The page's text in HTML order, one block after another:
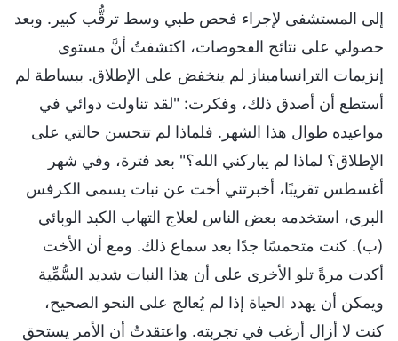
إلى المستشفى لإجراء فحص طبي وسط ترقُّب كبير. وبعد
حصولي على نتائج الفحوصات، اكتشفتُ أنَّ مستوى
إنزيمات الترانساميناز لم ينخفض على الإطلاق. ببساطة لم
أستطع أن أصدق ذلك، وفكرت: "لقد تناولت دوائي في
مواعيده طوال هذا الشهر. فلماذا لم تتحسن حالتي على
الإطلاق؟ لماذا لم يباركني الله؟" بعد فترة، وفي شهر
أغسطس تقريبًا، أخبرتني أخت عن نبات يسمى الكرفس
البري، استخدمه بعض الناس لعلاج التهاب الكبد الوبائي
(ب). كنت متحمسًا جدًا بعد سماع ذلك. ومع أن الأخت
أكدت مرةً تلو الأخرى على أن هذا النبات شديد السُّمِّية
ويمكن أن يهدد الحياة إذا لم يُعالج على النحو الصحيح،
كنت لا أزال أرغب في تجربته. واعتقدتُ أن الأمر يستحق